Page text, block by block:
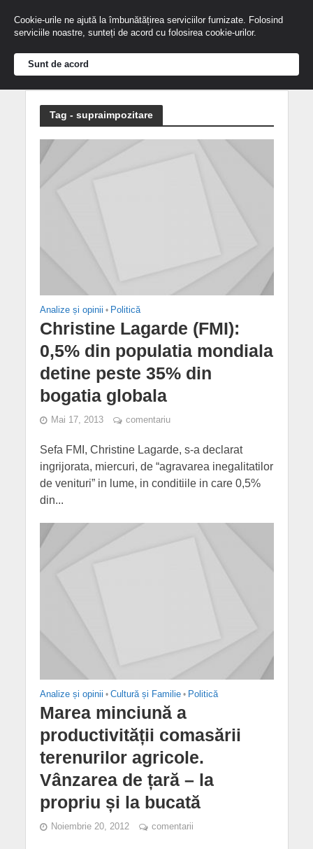
Tag - supraimpozitare
Analize și opinii • Politică
Christine Lagarde (FMI):
0,5% din populatia mondiala
detine peste 35% din
bogatia globala
Mai 17, 2013 comentariu
Sefa FMI, Christine Lagarde, s-a declarat
ingrijorata, miercuri, de “agravarea inegalitatilor
de venituri” in lume, in conditiile in care 0,5%
din...
Analize și opinii • Cultură și Familie • Politică
Marea minciună a
productivității comasării
terenurilor agricole.
Vânzarea de țară – la
propriu și la bucată
Noiembrie 20, 2012 comentarii
Cookie-urile ne ajută la îmbunătățirea serviciilor furnizate. Folosind
serviciile noastre, sunteți de acord cu folosirea cookie-urilor.
Sunt de acord